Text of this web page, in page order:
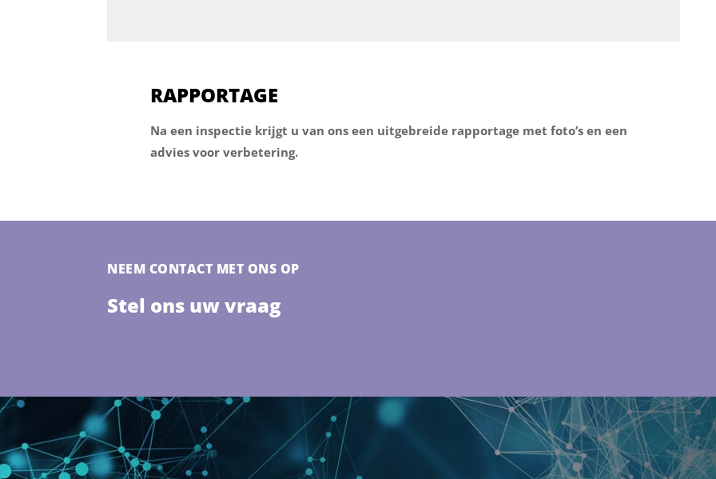
RAPPORTAGE
Na een inspectie krijgt u van ons een uitgebreide rapportage met foto’s en een
advies voor verbetering.
NEEM CONTACT MET ONS OP
Stel ons uw vraag